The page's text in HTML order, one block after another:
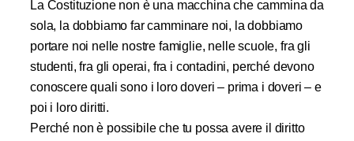
La Costituzione non è una macchina che cammina da
sola, la dobbiamo far camminare noi, la dobbiamo
portare noi nelle nostre famiglie, nelle scuole, fra gli
studenti,fra gli operai, fra i contadini, perché devono
conoscere quali sono i loro doveri – prima i doveri – e
poi i loro diritti.
Perché non è possibile che tu possa avere il diritto